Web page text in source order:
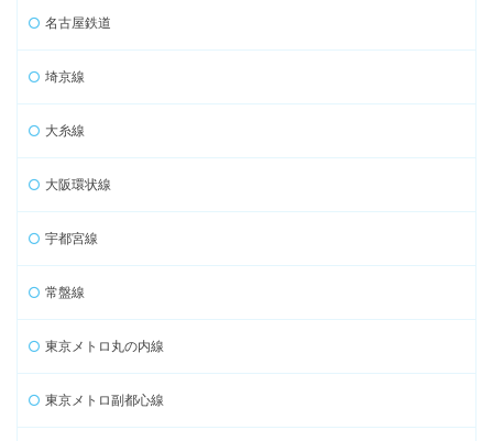
名古屋鉄道
埼京線
大糸線
大阪環状線
宇都宮線
常盤線
東京メトロ丸の内線
東京メトロ副都心線